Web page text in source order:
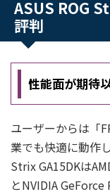
ASUS ROG
評判
性能面が期待
ユーザーからは「
業でも快適に動作
Strix GA15DKは
とNVIDIA